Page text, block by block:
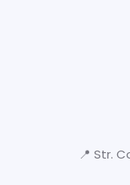
📍 Str.